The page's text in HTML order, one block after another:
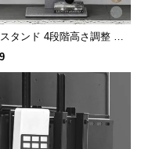
タンド 4段階高さ調整 上
度調節 32~70V対応